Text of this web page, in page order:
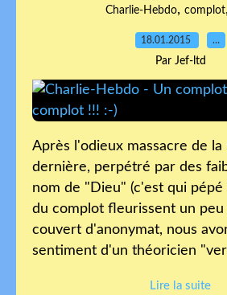
Charlie-Hebdo, complot,
18.01.2015 …
Par Jef-ltd
Après l'odieux massacre de la
dernière, perpétré par des
nom de "Dieu" (c'est qui pépé
du complot fleurissent un peu
couvert d'anonymat, nous
sentiment d'un théoricien
Lire la suite